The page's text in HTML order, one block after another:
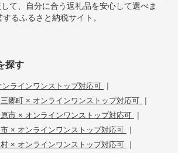
て、自分に合う返礼品を安心して選べま
るふるさと納税サイト。
探す
ラインワンストップ対応可 |
郷町 × オンラインワンストップ対応可 |
市 × オンラインワンストップ対応可 |
× オンラインワンストップ対応可 |
× オンラインワンストップ対応可 |